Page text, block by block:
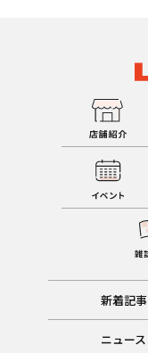
新着記事
ニュース